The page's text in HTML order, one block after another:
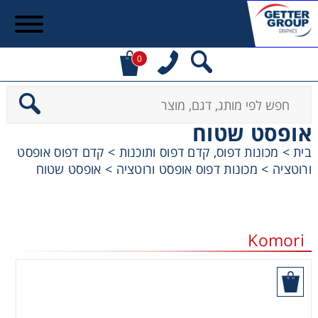
0
אופסט שטוח
בית> מכונות דפוס, קדם דפוס ותוכנות > קדם דפוס אופסט
ורוטציה > מכונות דפוס אופסט ורוטציה > אופסט שטוח
Komori